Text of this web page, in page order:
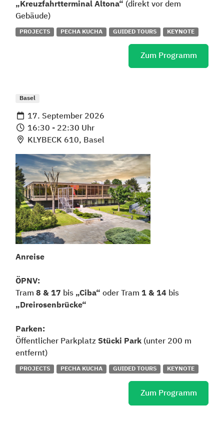
„Kreuzfahrtterminal Altona“ (direkt vor dem
Gebäude)
PROJECTS PECHA KUCHA GUIDED TOURS KEYNOTE
Zum Programm
Basel
17. September 2026
16:30 - 22:30 Uhr
KLYBECK 610, Basel
Anreise
ÖPNV:
Tram 8 & 17 bis „Ciba“ oder Tram 1 & 14 bis
„Dreirosenbrücke“
Parken:
Öffentlicher Parkplatz Stücki Park (unter 200 m
entfernt)
PROJECTS PECHA KUCHA GUIDED TOURS KEYNOTE
Zum Programm